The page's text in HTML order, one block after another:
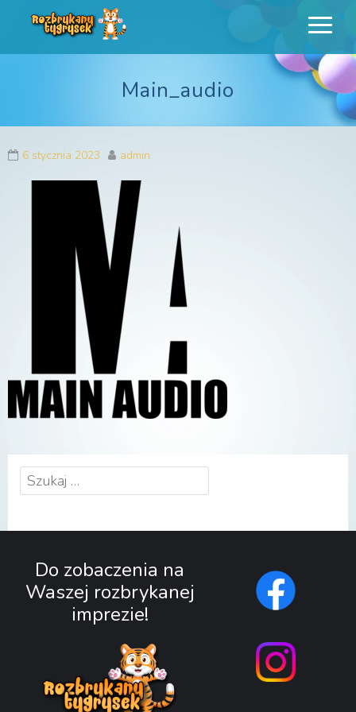
Rozbrykany
Tygrysek
Profesjonalne animacje urodzinowe dla dzieci
Main_audio
6 stycznia 2023 admin
Szukaj:
Do zobaczenia na
Waszej rozbrykanej
imprezie!